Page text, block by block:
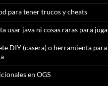
para tener trucos y cheats
usar java ni cosas raras para
DIY (casera) o herramienta
en OGS